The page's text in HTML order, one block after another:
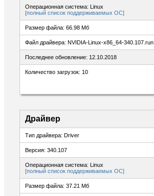
Операционная система: Linux
[полный список поддерживаемых ОС]
Размер файла: 66.98 Мб
Файл драйвера: NVIDIA-Linux-x86_64-340.107.run
Последнее обновление: 12.10.2018
Количество загрузок: 10
Драйвер
Тип драйвера: Driver
Версия: 340.107
Операционная система: Linux
[полный список поддерживаемых ОС]
Размер файла: 37.21 Мб